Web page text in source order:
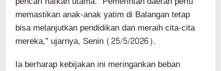
memastikan anak-anak yatim di Balangan tetap
bisa melanjutkan pendidikan dan meraih cita-cita
mereka,” ujarnya, Senin (25/5/2026).
Ia berharap kebijakan ini meringankan beban